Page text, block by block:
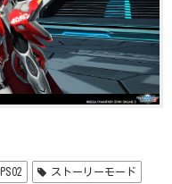
PSO2 ストーリーモード